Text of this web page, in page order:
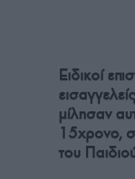
Ειδικοί
μίλησαν
15χρονο,
του